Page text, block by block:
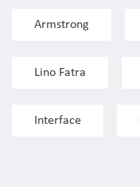
Armstrong
Lino Fatra
Interface